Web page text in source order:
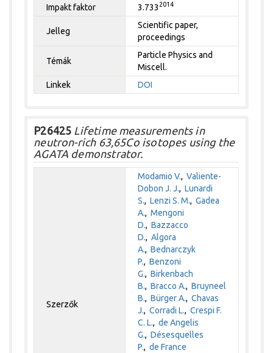
Impakt faktor
3.733 2014
Jelleg
Scientific paper,
proceedings
Témák
Particle Physics and
Miscell.
Linkek
DOI
P26425 Lifetime measurements in
neutron-rich 63,65Co isotopes using the
AGATA demonstrator.
Szerzők
Modamio V.,Valiente-
Dobon J. J.,Lunardi
S.,Lenzi S. M.,Gadea
A.,Mengoni
D.,Bazzacco
D.,Algora
A.,Bednarczyk
P.,Benzoni
G.,Birkenbach
B.,Bracco A.,Bruyneel
B.,Bürger A.,Chavas
J.,Corradi L.,Crespi F.
C. L.,de Angelis
G.,Désesquelles
P.,de France